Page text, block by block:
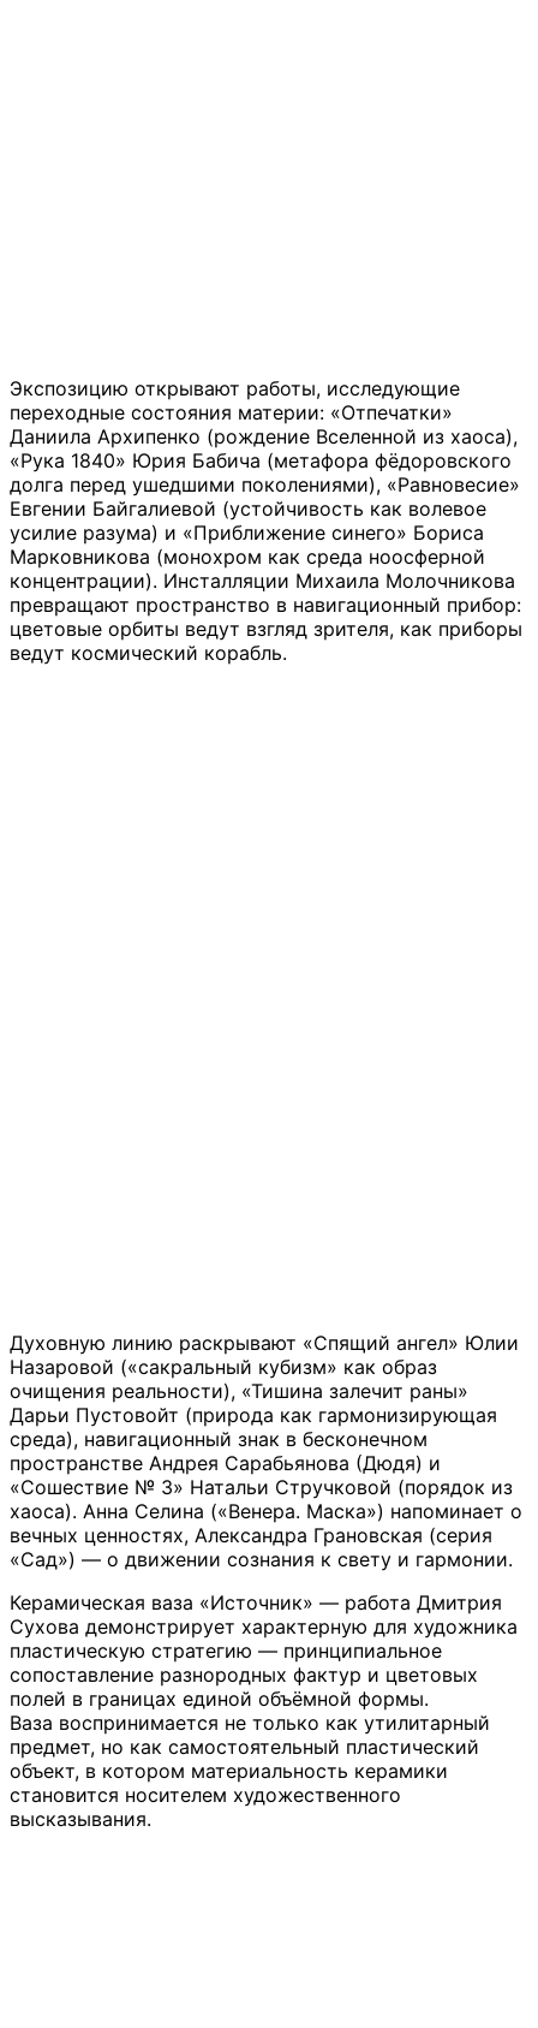
Экспозицию открывают работы, исследующие
переходные состояния материи: «Отпечатки»
Даниила Архипенко (рождение Вселенной из хаоса),
«Рука 1840» Юрия Бабича (метафора фёдоровского
долга перед ушедшими поколениями), «Равновесие»
Евгении Байгалиевой (устойчивость как волевое
усилие разума) и «Приближение синего» Бориса
Марковникова (монохром как среда ноосферной
концентрации). Инсталляции Михаила Молочникова
превращают пространство в навигационный прибор:
цветовые орбиты ведут взгляд зрителя, как приборы
ведут космический корабль.
Духовную линию раскрывают «Спящий ангел» Юлии
Назаровой («сакральный кубизм» как образ
очищения реальности), «Тишина залечит раны»
Дарьи Пустовойт (природа как гармонизирующая
среда), навигационный знак в бесконечном
пространстве Андрея Сарабьянова (Дюдя) и
«Сошествие № 3» Натальи Стручковой (порядок из
хаоса). Анна Селина («Венера. Маска») напоминает о
вечных ценностях, Александра Грановская (серия
«Сад») — о движении сознания к свету и гармонии.
Керамическая ваза «Источник» — работа Дмитрия
Сухова демонстрирует характерную для художника
пластическую стратегию — принципиальное
сопоставление разнородных фактур и цветовых
полей в границах единой объёмной формы.
Ваза воспринимается не только как утилитарный
предмет, но как самостоятельный пластический
объект, в котором материальность керамики
становится носителем художественного
высказывания.